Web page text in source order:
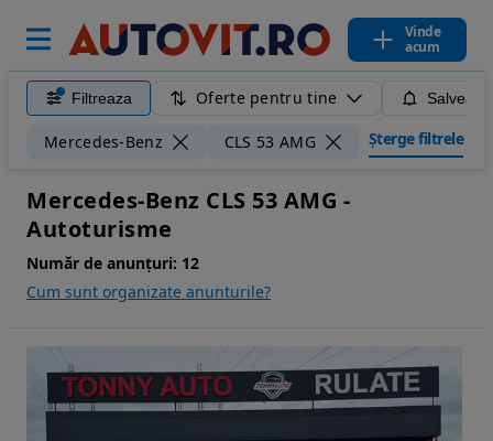
Vinde
acum
Filtreaza Oferte pentru tine
Mercedes-Benz CLS 53 AMG Șterge filtrele
Mercedes-Benz CLS 53 AMG -
Autoturisme
Număr de anunțuri: 12
Cum sunt organizate anunturile?